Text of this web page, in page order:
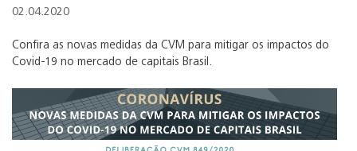
02.04.2020
Confira as novas medidas da CVM para mitigar os impactos do
Covid-19 no mercado de capitais Brasil.